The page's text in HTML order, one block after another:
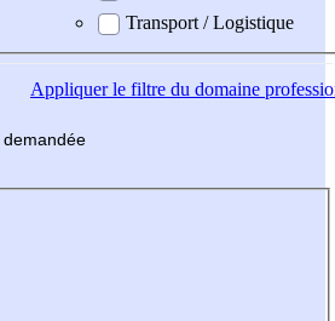
Transport / Logistique
Appliquerle filtre du domaine
demandée